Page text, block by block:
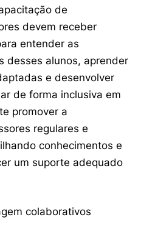
de
devem receber
entender as
desses alunos, aprender
e desenvolver
de forma inclusiva em
promover a
regulares e
conhecimentos e
um suporte adequado
colaborativos